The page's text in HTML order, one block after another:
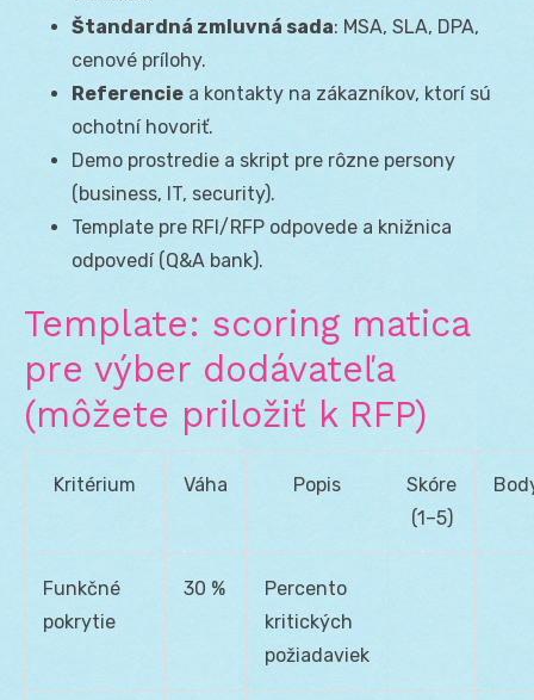
Štandardná zmluvná sada: MSA, SLA, DPA,
cenové prílohy.
Referencie a kontakty na zákazníkov, ktorí sú
ochotní hovoriť.
Demo prostredie a skript pre rôzne persony
(business, IT, security).
Template pre RFI/RFP odpovede a knižnica
odpovedí (Q&A bank).
Template: scoring matica
pre výber dodávateľa
(môžete priložiť k RFP)
Kritérium Váha Popis
Skóre
(1–5)
Funkčné
pokrytie
30 %
Percento
kritických
požiadaviek